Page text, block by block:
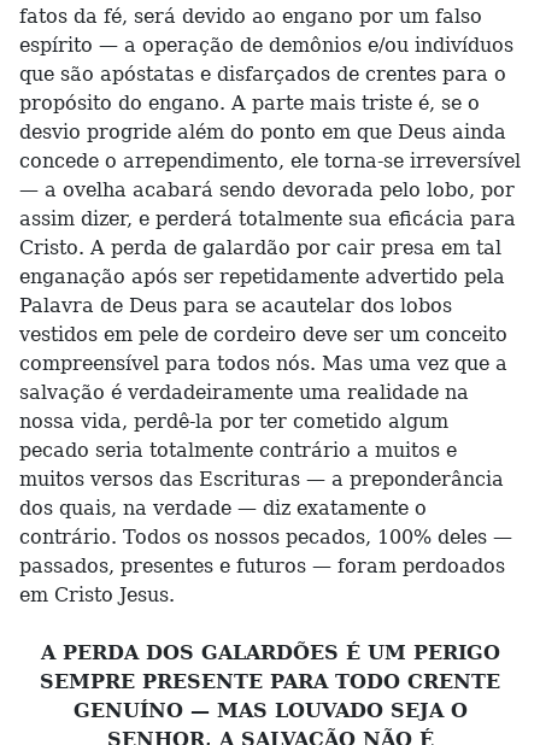
fatos da fé, será devido ao engano por um falso
espírito — a operação de demônios e/ou indivíduos
que são apóstatas e disfarçados de crentes para o
propósito do engano. A parte mais triste é, se o
desvio progride além do ponto em que Deus ainda
concede o arrependimento, ele torna-se irreversível
— a ovelha acabará sendo devorada pelo lobo, por
assim dizer, e perderá totalmente sua eficácia para
Cristo. A perda de galardão por cair presa em tal
enganação após ser repetidamente advertido pela
Palavra de Deus para se acautelar dos lobos
vestidos em pele de cordeiro deve ser um conceito
compreensível para todos nós. Mas uma vez que a
salvação é verdadeiramente uma realidade na
nossa vida, perdê-la por ter cometido algum
pecado seria totalmente contrário a muitos e
muitos versos das Escrituras — a preponderância
dos quais, na verdade — diz exatamente o
contrário. Todos os nossos pecados, 100% deles —
passados, presentes e futuros — foram perdoados
em Cristo Jesus.
A PERDA DOS GALARDÕES É UM PERIGO
SEMPRE PRESENTE PARA TODO CRENTE
GENUÍNO — MAS LOUVADO SEJA O
SENHOR, A SALVAÇÃO NÃO É